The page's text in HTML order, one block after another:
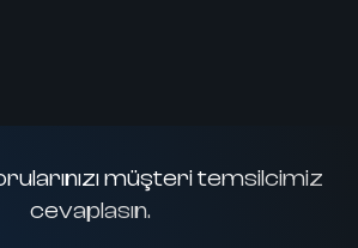
müşteri temsilcimiz
cevaplasın.